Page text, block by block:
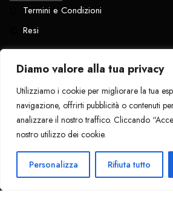
Diamo valore alla tua privacy
Utilizziamo i cookie per migliorare la tua
navigazione, offrirti pubblicità o contenuti
analizzare il nostro traffico. Cliccando
nostro utilizzo dei cookie.
Personalizza Rifiuta tutto
Termini e Condizioni
Resi
Tutti i diritti riservati . 2024 - La Pantera
Nera